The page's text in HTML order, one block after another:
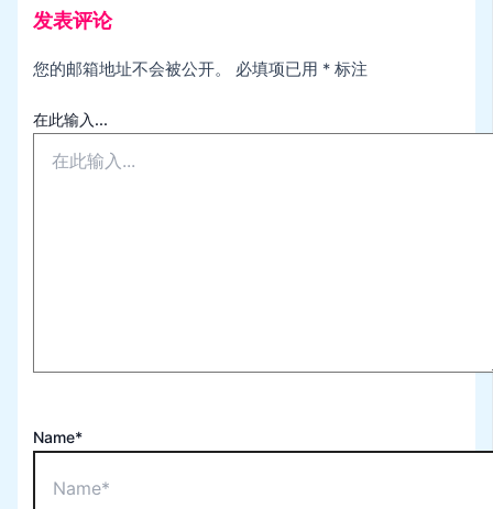
发表评论
您的邮箱地址不会被公开。 必填项已用 * 标注
在此输入...
Name*